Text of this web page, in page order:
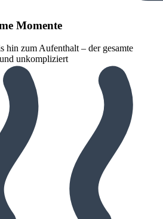
Momente
hin zum Aufenthalt – der gesamte
unkompliziert